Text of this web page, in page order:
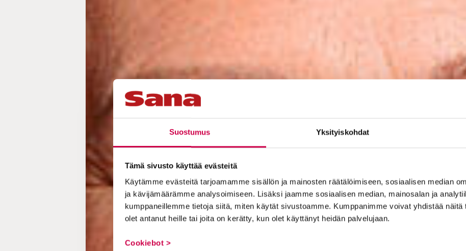
Suostumus Yksityiskohdat
Tämä sivusto käyttää evästeitä
Käytämme evästeitä tarjoamamme sisällön ja mainosten räätälöimiseen, sosiaalisen median
ja kävijämäärämme analysoimiseen. Lisäksi jaamme sosiaalisen median, mainosalan ja
kumppaneillemme tietoja siitä, miten käytät sivustoamme. Kumppanimme voivat yhdistää näitä
olet antanut heille tai joita on kerätty, kun olet käyttänyt heidän palvelujaan.
Cookiebot >